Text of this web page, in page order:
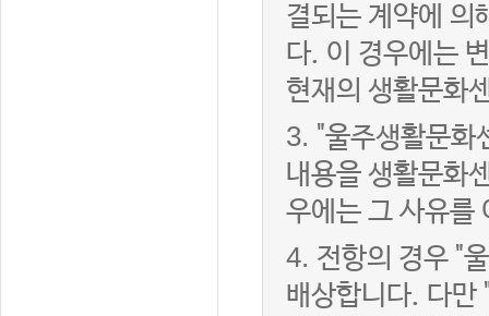
결되는 계약에 의
다. 이 경우에는
현재의 생활문화
3. "울주생활문화
내용을 생활문화
우에는 그 사유를
4. 전항의 경우 "
배상합니다. 다만